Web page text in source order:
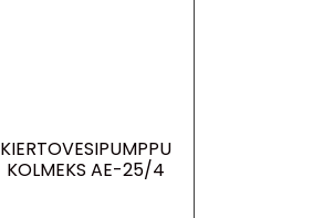
KIERTOVESIPUMPPU
KOLMEKS AE-25/4